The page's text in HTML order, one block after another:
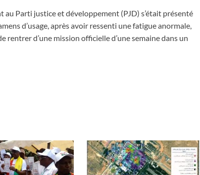
Parti justice et développement (PJD) s’était présenté
d’usage, après avoir ressenti une fatigue anormale,
rentrer d’une mission officielle d’une semaine dans un